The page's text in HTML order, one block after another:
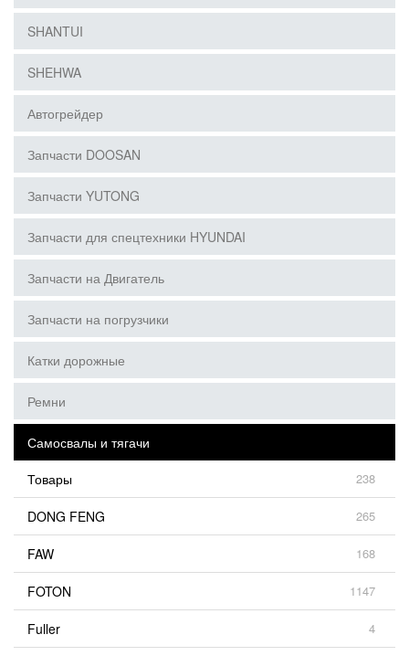
SHANTUI
SHEHWA
Автогрейдер
Запчасти DOOSAN
Запчасти YUTONG
Запчасти для спецтехники HYUNDAI
Запчасти на Двигатель
Запчасти на погрузчики
Катки дорожные
Ремни
Самосвалы и тягачи
Товары
238
DONG FENG 265
FAW 168
FOTON 1147
Fuller 4